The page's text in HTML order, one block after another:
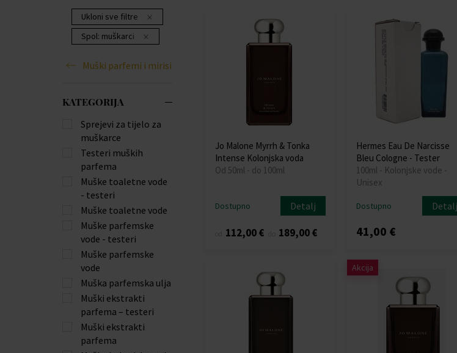
Ukloni sve filtre
Spol: muškarci
Muški parfemi i mirisi
KATEGORIJA
Sprejevi za tijelo za
muškarce
Testeri muških
parfema
Muške toaletne vode
- testeri
Muške toaletne vode
Muške parfemske
vode - testeri
Muške parfemske
vode
Muška parfemska ulja
Muški ekstrakti
parfema – testeri
Muški ekstrakti
parfema
Jo Malone Myrrh & Tonka
Intense Kolonjska voda
Od 50ml - do 100ml
Dostupno Detalj
112,00 € 189,00 €
Hermes Eau De Narcisse
Bleu Cologne - Tester
100ml - Kolonjske vode -
Unisex
Dostupno Detalj
41,00 €
Akcija